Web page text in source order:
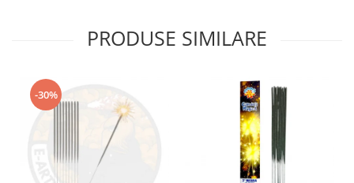
PRODUSE SIMILARE
-30%